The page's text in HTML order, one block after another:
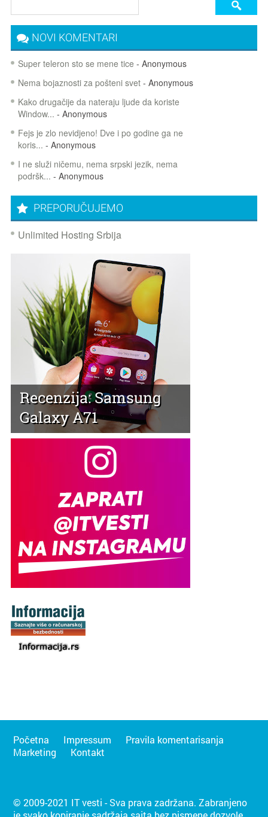
NOVI KOMENTARI
Super teleron sto se mene tice - Anonymous
Nema bojaznosti za pošteni svet- Anonymous
Kako drugačije da nateraju ljude da koriste
Window... - Anonymous
Fejs je zlo nevidjeno! Dve i po godine ga ne
koris... - Anonymous
I ne služi ničemu, nema srpski jezik, nema
podršk... - Anonymous
PREPORUČUJEMO
Unlimited Hosting Srbija
Recenzija: Samsung
Galaxy A71
Početna Impressum
Pravila komentarisanja
Marketing
Kontakt
© 2009-2021 IT vesti - Sva prava zadržana. Zabranjeno